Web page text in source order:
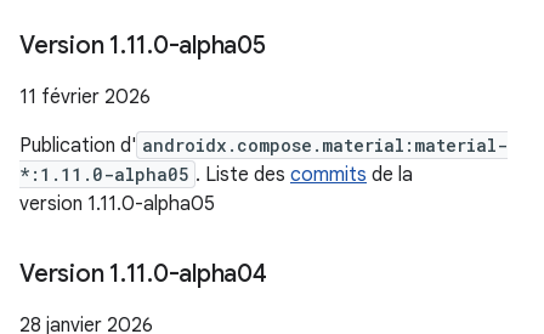
Version 1.11.0-alpha05
11 février 2026
Publication d' androidx.compose.material:material-
*:1.11.0-alpha05 . Liste des commits de la
version 1.11.0-alpha05
Version 1.11.0-alpha04
28 janvier 2026